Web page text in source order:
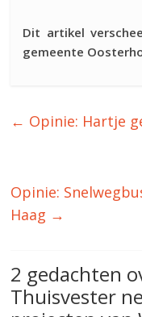
Dit artikel
gemeente
← Opinie: Hartje
Opinie:
Haag →
2 gedachten
Thuisvester